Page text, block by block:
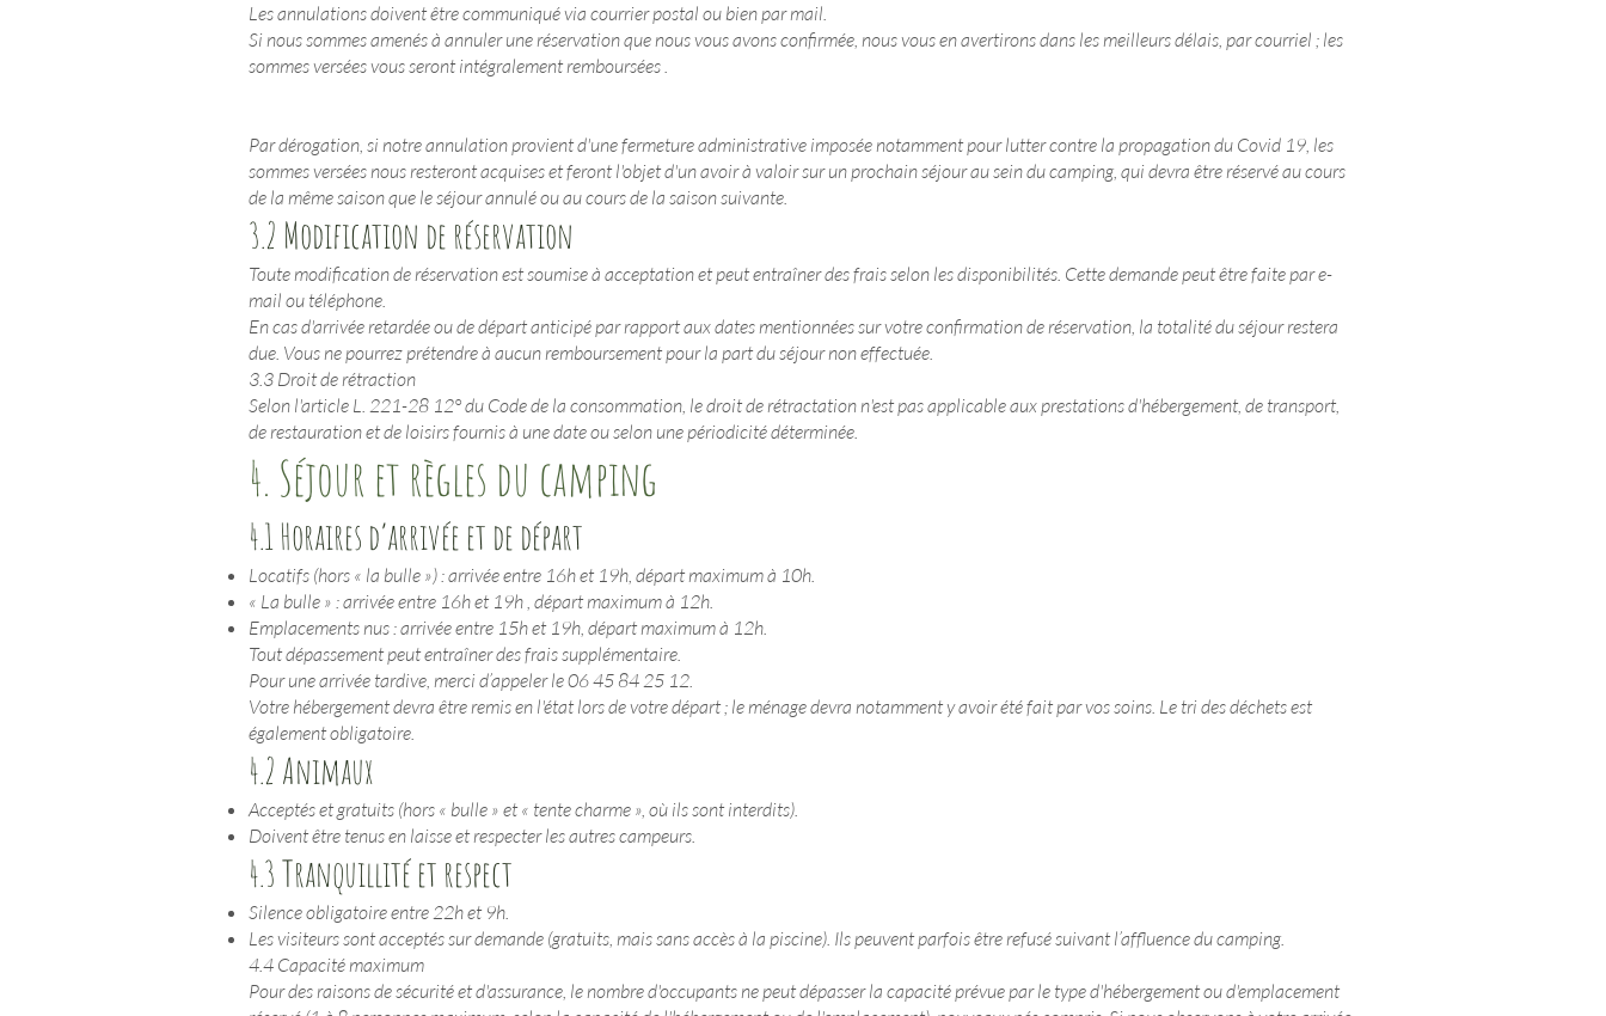
Les annulations doivent être communiqué via courrier postal ou bien par mail.
Si nous sommes amenés à annuler une réservation que nous vous avons confirmée, nous vous en avertirons dans les meilleurs délais, par courriel ; les
sommes versées vous seront intégralement remboursées .
Par dérogation, si notre annulation provient d'une fermeture administrative imposée notamment pour lutter contre la propagation du Covid 19, les
sommes versées nous resteront acquises et feront l'objet d'un avoir à valoir sur un prochain séjour au sein du camping, qui devra être réservé au cours
de la même saison que le séjour annulé ou au cours de la saison suivante.
3.2 Modification de réservation
Toute modification de réservation est soumise à acceptation et peut entraîner des frais selon les disponibilités. Cette demande peut être faite par e-
mail ou téléphone.
En cas d'arrivée retardée ou de départ anticipé par rapport aux dates mentionnées sur votre confirmation de réservation, la totalité du séjour restera
due. Vous ne pourrez prétendre à aucun remboursement pour la part du séjour non effectuée.
3.3 Droit de rétraction
Selon l'article L. 221-28 12° du Code de la consommation, le droit de rétractation n'est pas applicable aux prestations d'hébergement, de transport,
de restauration et de loisirs fournis à une date ou selon une périodicité déterminée.
4. Séjour et règles du camping
4.1 Horaires d’arrivée et de départ
Locatifs (hors « la bulle ») : arrivée entre 16h et 19h, départ maximum à 10h.
« La bulle » : arrivée entre 16h et 19h , départ maximum à 12h.
Emplacements nus : arrivée entre 15h et 19h, départ maximum à 12h.
Tout dépassement peut entraîner des frais supplémentaire.
Pour une arrivée tardive, merci d’appeler le 06 45 84 25 12.
Votre hébergement devra être remis en l'état lors de votre départ ; le ménage devra notamment y avoir été fait par vos soins. Le tri des déchets est
également obligatoire.
4.2 Animaux
Acceptés et gratuits (hors « bulle » et « tente charme », où ils sont interdits).
Doivent être tenus en laisse et respecter les autres campeurs.
4.3 Tranquillité et respect
Silence obligatoire entre 22h et 9h.
Les visiteurs sont acceptés sur demande (gratuits, mais sans accès à la piscine). Ils peuvent parfois être refusé suivant l’affluence du camping.
4.4 Capacité maximum
Pour des raisons de sécurité et d'assurance, le nombre d'occupants ne peut dépasser la capacité prévue par le type d'hébergement ou d'emplacement